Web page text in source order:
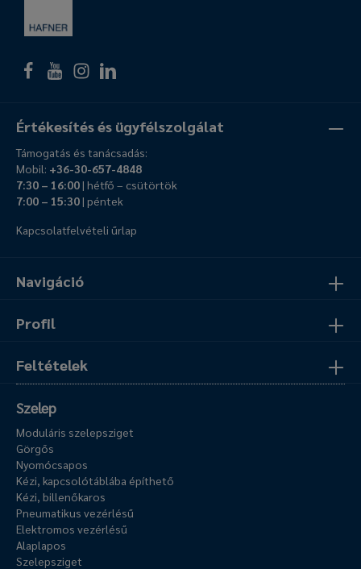
Navigáció
Profil
Feltételek
Értékesítés és ügyfélszolgálat
Támogatás és tanácsadás:
Mobil: +36-30-657-4848
7:30 – 16:00| hétfő – csütörtök
7:00 – 15:30| péntek
Kapcsolatfelvételi űrlap
Szelep
Moduláris szelepsziget
Görgős
Nyomócsapos
Kézi, kapcsolótáblába építhető
Kézi, billenőkaros
Pneumatikus vezérlésű
Elektromos vezérlésű
Alaplapos
Szelepsziget